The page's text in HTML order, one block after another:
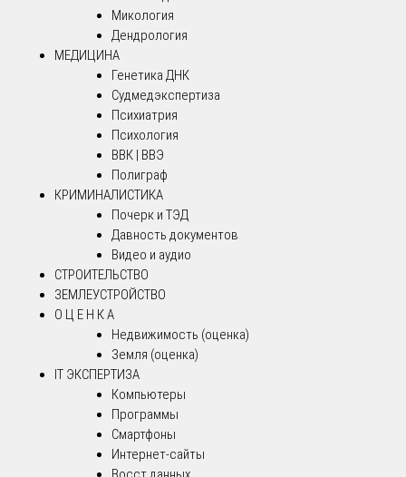
Микология
Дендрология
МЕДИЦИНА
Генетика ДНК
Судмедэкспертиза
Психиатрия
Психология
ВВК | ВВЭ
Полиграф
КРИМИНАЛИСТИКА
Почерк и ТЭД
Давность документов
Видео и аудио
СТРОИТЕЛЬСТВО
ЗЕМЛЕУСТРОЙСТВО
О Ц Е Н К А
Недвижимость (оценка)
Земля (оценка)
IT ЭКСПЕРТИЗА
Компьютеры
Программы
Смартфоны
Интернет-сайты